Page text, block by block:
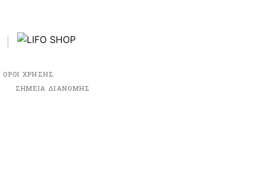
ΟΡΟΙ ΧΡΗΣΗΣ
ΣΗΜΕΙΑ ΔΙΑΝΟΜΗΣ